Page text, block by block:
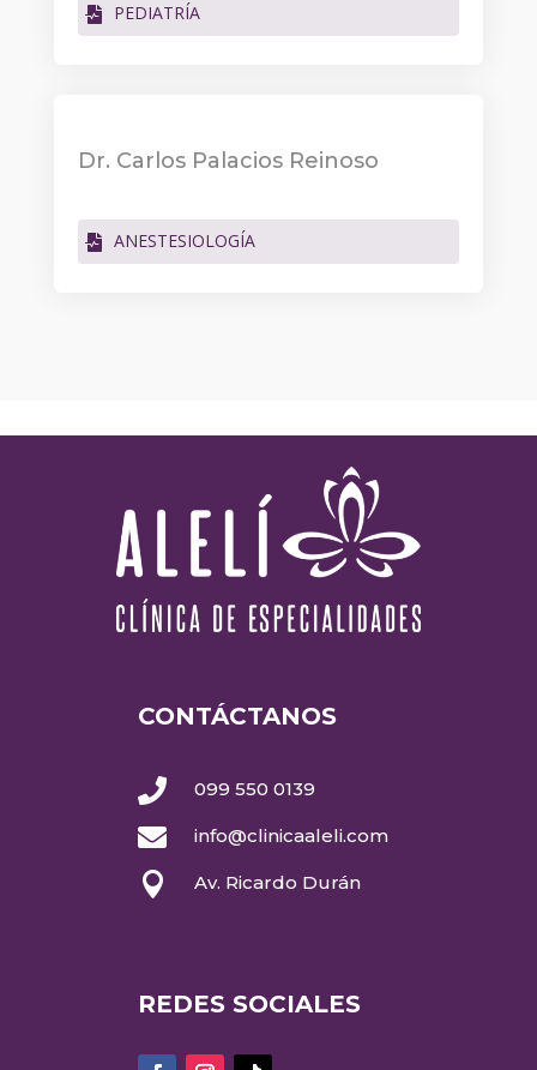
PEDIATRÍA
Dr. Carlos Palacios Reinoso
ANESTESIOLOGÍA
CONTÁCTANOS
 099 550 0139
 info@clinicaaleli.com
 Av. Ricardo Durán
REDES SOCIALES